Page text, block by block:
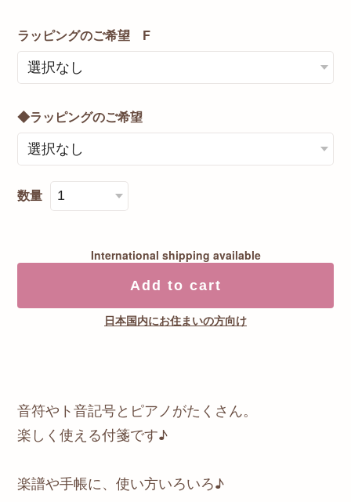
ラッピングのご希望 F
◆ラッピングのご希望
数量
International shipping available
Add to cart
日本国内にお住まいの方向け
音符やト音記号とピアノがたくさん。
楽しく使える付箋です♪
楽譜や手帳に、使い方いろいろ♪